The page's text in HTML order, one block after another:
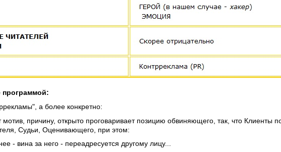
а более конкретно:
причину, открыто проговаривает позицию обвиняющего, так, что Клиенты
Судьи, Оценивающего, при этом:
- вина за него - переадресуется другому лицу...